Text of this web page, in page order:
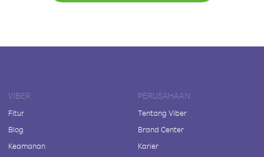
VIBER
Fitur
Blog
Keamanan
PERUSAHAAN
Tentang Viber
Brand Center
Karier